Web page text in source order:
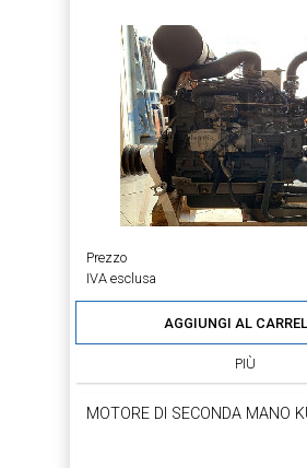
Prezzo
IVA esclusa
AGGIUNGI AL
PIÙ
MOTORE DI SECONDA MANO